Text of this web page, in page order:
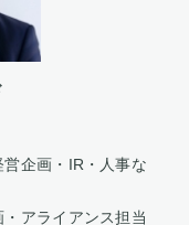
企画・IR・人事な
アライアンス担当